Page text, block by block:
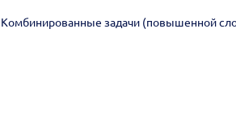
Комбинированные задачи (повышенной